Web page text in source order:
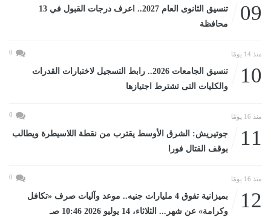
09
تنسيق الثانوى العام 2027.. اعرف درجات القبول في 13
محافظة
منذ 14 يومًا 0
10
تنسيق الجامعات 2026.. رابط التسجيل لاختبارات القدرات
والكليات التى تشترط اجتيازها
منذ 16 يومًا 0
11
جوتيريش: الشرق الأوسط يقترب من نقطة اللاسيطرة ويطالب
بوقف القتال فورا
منذ 16 يومًا 0
12
بميزانية تفوق 4 مليارات جنيه.. موعد وآليات صرف «تكافل
وكرامة» عن شهر... الثلاثاء، 14 يوليو 2026 10:46 صـ